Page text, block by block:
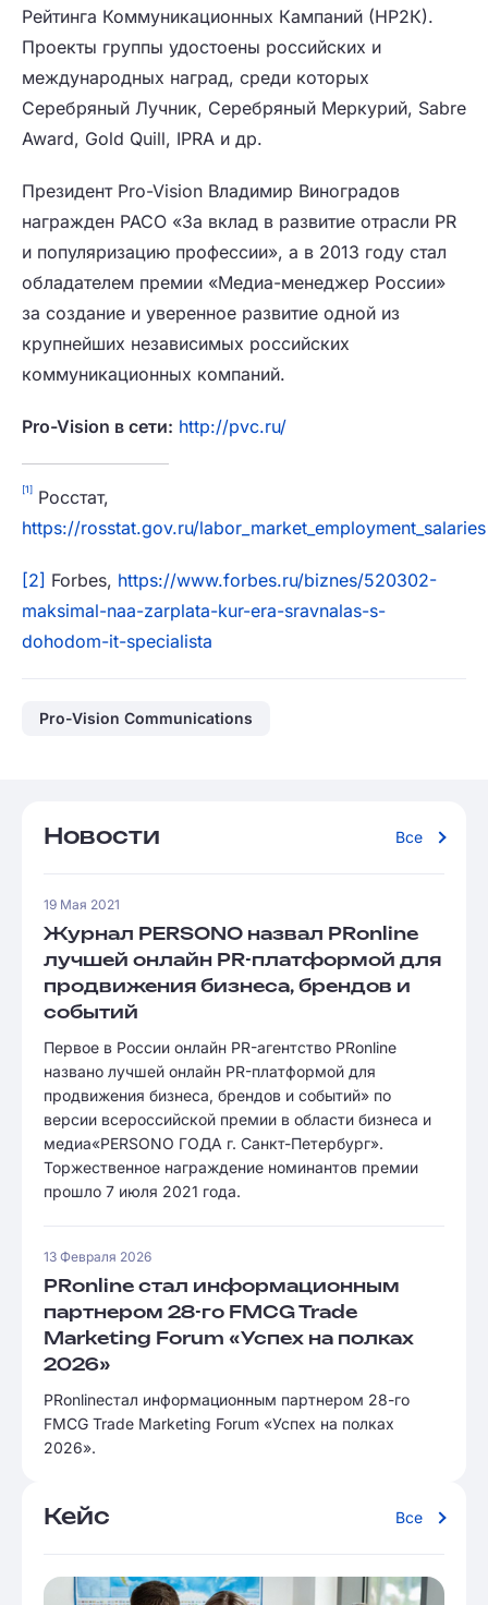
Рейтинга Коммуникационных Кампаний (НР2К).
Проекты группы удостоены российских и
международных наград, среди которых
Серебряный Лучник, Серебряный Меркурий, Sabre
Award, Gold Quill, IPRA и др.
Президент Pro-Vision Владимир Виноградов
награжден РАСО «За вклад в развитие отрасли PR
и популяризацию профессии», а в 2013 году стал
обладателем премии «Медиа-менеджер России»
за создание и уверенное развитие одной из
крупнейших независимых российских
коммуникационных компаний.
Pro-Vision в сети: http://pvc.ru/
[1] Росстат,
https://rosstat.gov.ru/labor_market_employment_salaries
[2] Forbes, https://www.forbes.ru/biznes/520302-
maksimal-naa-zarplata-kur-era-sravnalas-s-
dohodom-it-specialista
Pro-Vision Communications
Новости Все
19 Мая 2021
Журнал PERSONO назвал PRonline
лучшей онлайн PR-платформой для
продвижения бизнеса, брендов и
событий
Первое в России онлайн PR-агентство PRonline
названо лучшей онлайн PR-платформой для
продвижения бизнеса, брендов и событий» по
версии всероссийской премии в области бизнеса и
медиа«PERSONO ГОДА г. Санкт-Петербург».
Торжественное награждение номинантов премии
прошло 7 июля 2021 года.
13 Февраля 2026
PRonline стал информационным
партнером 28-го FMCG Trade
Marketing Forum «Успех на полках
2026»
PRonlineстал информационным партнером 28-го
FMCG Trade Marketing Forum «Успех на полках
2026».
Кейс Все